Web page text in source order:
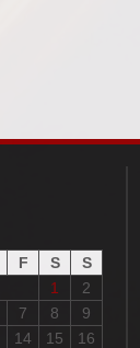
F S
S
1
2
7 8
9
14 15 16